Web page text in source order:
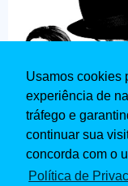
Usamos cookies
experiência de
tráfego e
continuar sua
concorda com o
Política de
A Discovery of